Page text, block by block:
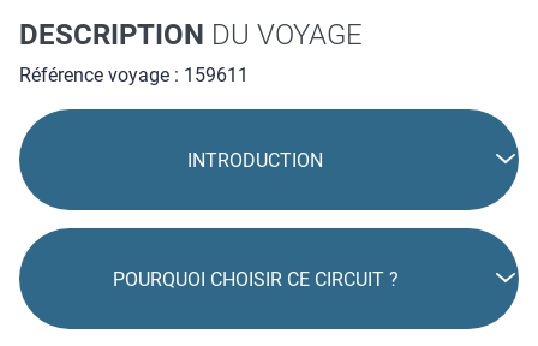
DESCRIPTION DU VOYAGE
Référence voyage : 159611
INTRODUCTION
POURQUOI CHOISIR CE CIRCUIT ?